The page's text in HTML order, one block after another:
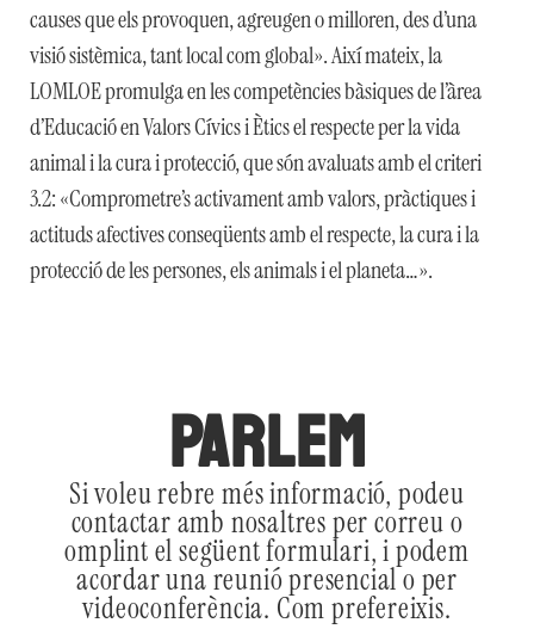
causes que els provoquen, agreugen o milloren, des d’una
visió sistèmica, tant local com global». Així mateix, la
LOMLOE promulga en les competències bàsiques de l’àrea
d’Educació en Valors Cívics i Ètics el respecte per la vida
animal i la cura i protecció, que són avaluats amb el criteri
3.2: «Comprometre’s activament amb valors, pràctiques i
actituds afectives conseqüents amb el respecte, la cura i la
protecció de les persones, els animals i el planeta…».
PARLEM
Si voleu rebre més informació, podeu
contactar amb nosaltres per correu o
omplint el següent formulari, i podem
acordar una reunió presencial o per
videoconferència. Com prefereixis.